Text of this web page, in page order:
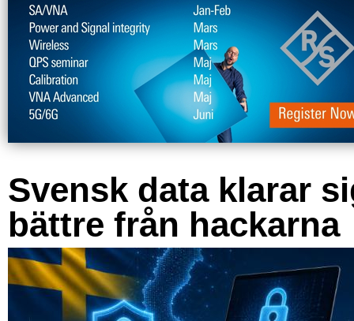
Svensk data klarar
bättre från hackarna